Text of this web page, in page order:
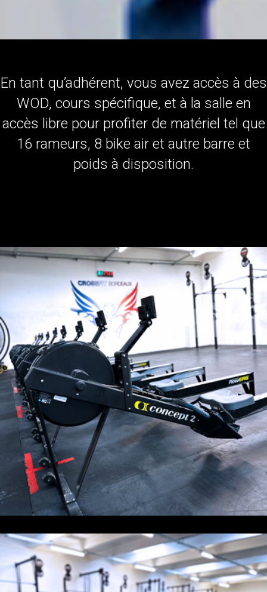
En tant qu’adhérent, vous avez accès à des
WOD, cours spécifique, et à la salle en
accès libre pour profiter de matériel tel que
16 rameurs, 8 bike air et autre barre et
poids à disposition.